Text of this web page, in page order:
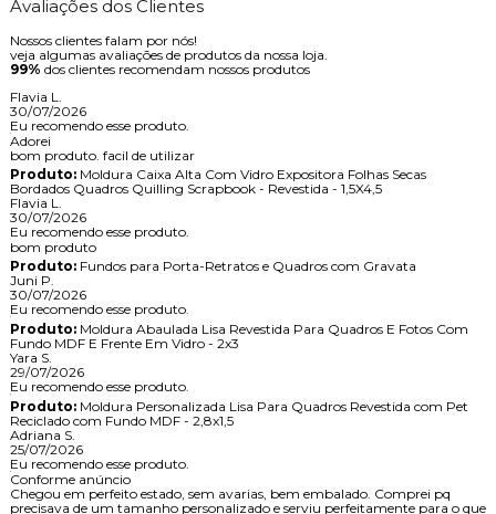
Avaliações dos Clientes
Nossos clientes falam por nós!
veja algumas avaliações de produtos da nossa loja.
99% dos clientes recomendam nossos produtos
Flavia L.
30/07/2026
Eu recomendo esse produto.
Adorei
bom produto. facil de utilizar
Produto:Moldura Caixa Alta Com Vidro Expositora Folhas Secas
Bordados Quadros Quilling Scrapbook - Revestida - 1,5X4,5
Flavia L.
30/07/2026
Eu recomendo esse produto.
bom produto
Produto:Fundos para Porta-Retratos e Quadros com Gravata
Juni P.
30/07/2026
Eu recomendo esse produto.
Produto:Moldura Abaulada Lisa Revestida Para Quadros E Fotos Com
Fundo MDF E Frente Em Vidro - 2x3
Yara S.
29/07/2026
Eu recomendo esse produto.
Produto:Moldura Personalizada Lisa Para Quadros Revestida com Pet
Reciclado com Fundo MDF - 2,8x1,5
Adriana S.
25/07/2026
Eu recomendo esse produto.
Conforme anúncio
Chegou em perfeito estado, sem avarias, bem embalado. Comprei pq
precisava de um tamanho personalizado e serviu perfeitamente para o que